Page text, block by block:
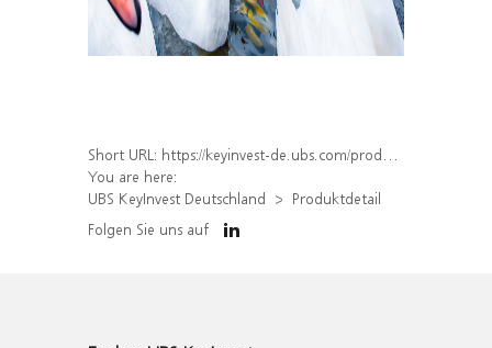
Short URL: https://keyinvest-de.ubs.com/produkt/detail/index/isin/DE000WA7KB80
You are here:
UBS KeyInvest Deutschland
Produktdetail
Folgen Sie uns auf